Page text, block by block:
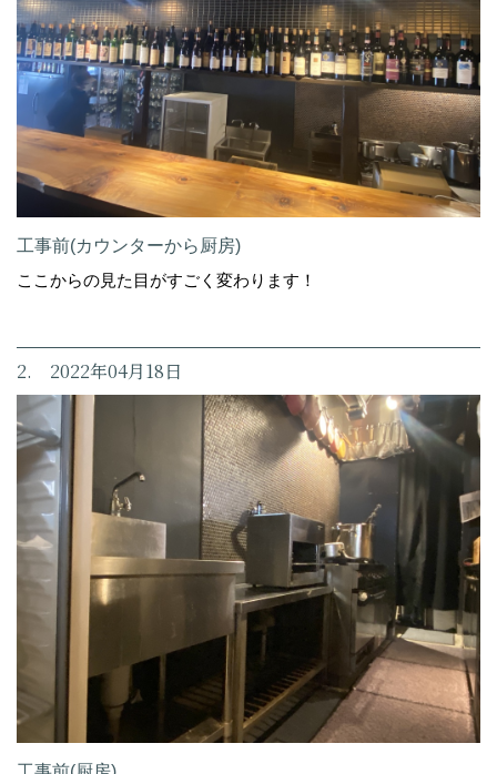
工事前(カウンターから厨房)
ここからの見た目がすごく変わります！
2. 2022年04月18日